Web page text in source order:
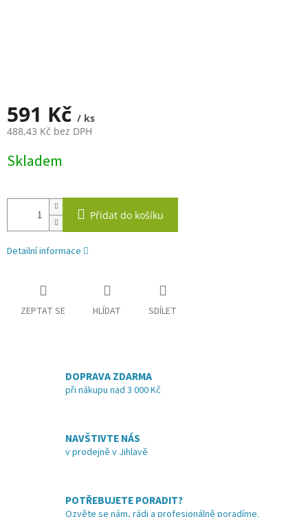
591 Kč / ks
488,43 Kč bez DPH
cena:
Skladem
Přidat do košíku
Detailní informace
ZEPTAT SE HLÍDAT SDÍLET
DOPRAVA ZDARMA
při nákupu nad 3 000 Kč
NAVŠTIVTE NÁS
v prodejně v Jihlavě
POTŘEBUJETE PORADIT?
Ozvěte se nám, rádi a profesionálně poradíme.